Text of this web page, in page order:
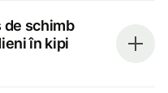
de schimb
în kipi